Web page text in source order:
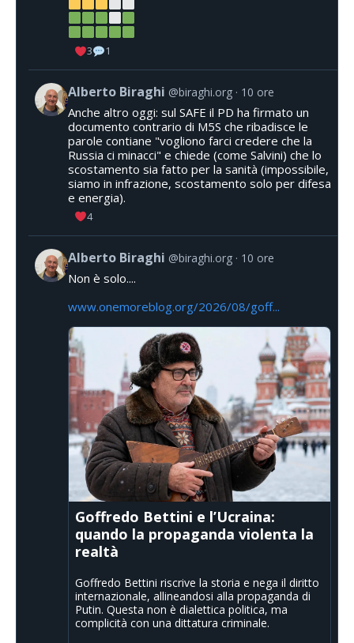
3 1
Alberto Biraghi @biraghi.org 10 ore
Anche altro oggi: sul SAFE il PD ha firmato un
documento contrario di M5S che ribadisce le
parole contiane "vogliono farci credere che la
Russia ci minacci" e chiede (come Salvini) che lo
scostamento sia fatto per la sanità (impossibile,
siamo in infrazione, scostamento solo per difesa
e energia).
4
Alberto Biraghi @biraghi.org 10 ore
Non è solo....
www.onemoreblog.org/2026/08/goff...
Goffredo Bettini e l’Ucraina:
quando la propaganda violenta la
realtà
Goffredo Bettini riscrive la storia e nega il diritto
internazionale, allineandosi alla propaganda di
Putin. Questa non è dialettica politica, ma
complicità con una dittatura criminale.